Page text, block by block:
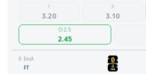
1
3.20
X
3.10
O2.5
2.45
6 Ιουλ
FΤ